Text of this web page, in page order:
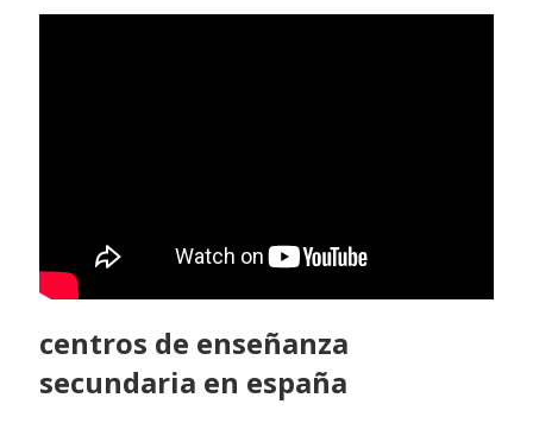
centros de enseñanza
secundaria en españa